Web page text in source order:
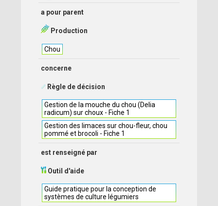
a pour parent
Production
Chou
concerne
Règle de décision
Gestion de la mouche du chou (Delia
radicum) sur choux - Fiche 1
Gestion des limaces sur chou-fleur, chou
pommé et brocoli - Fiche 1
est renseigné par
Outil d'aide
Guide pratique pour la conception de
systèmes de culture légumiers